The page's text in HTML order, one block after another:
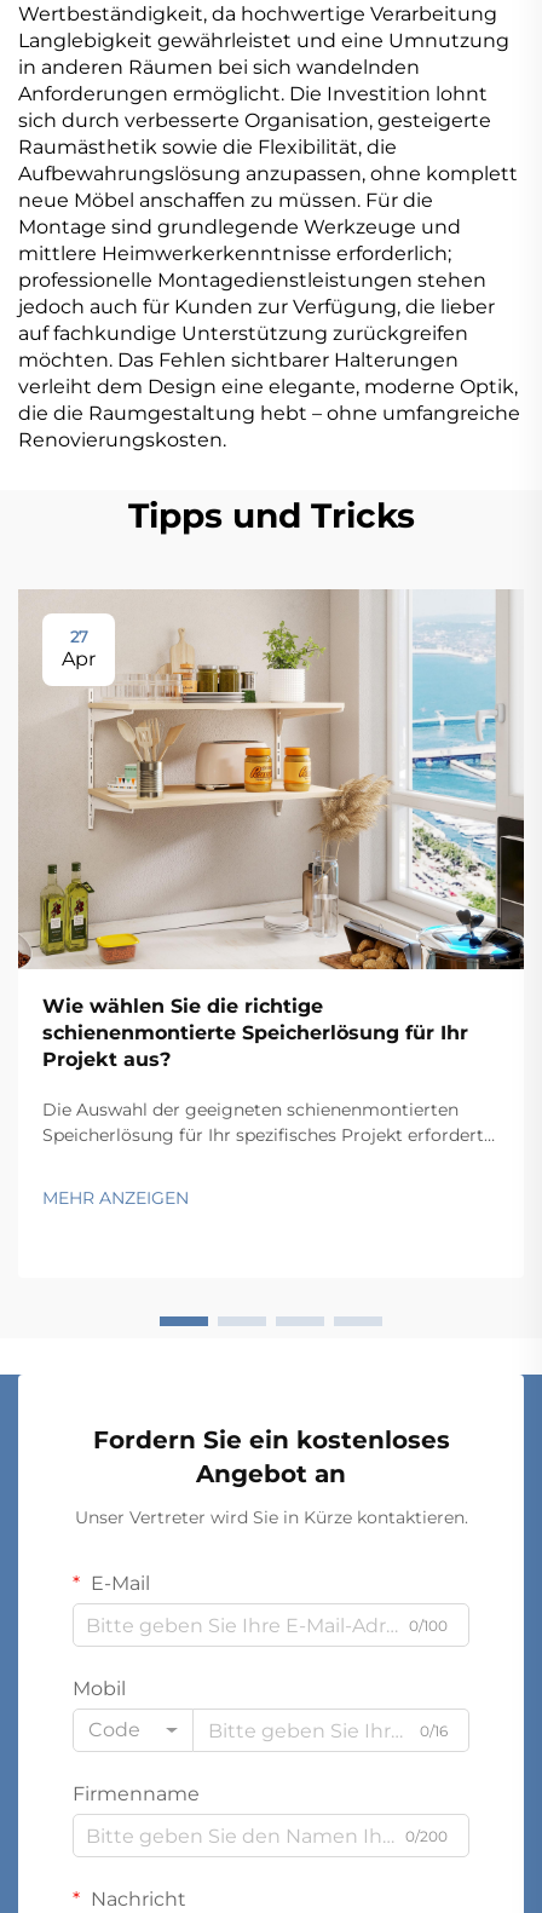
Wertbeständigkeit, da hochwertige Verarbeitung
Langlebigkeit gewährleistet und eine Umnutzung
in anderen Räumen bei sich wandelnden
Anforderungen ermöglicht. Die Investition lohnt
sich durch verbesserte Organisation, gesteigerte
Raumästhetik sowie die Flexibilität, die
Aufbewahrungslösung anzupassen, ohne komplett
neue Möbel anschaffen zu müssen. Für die
Montage sind grundlegende Werkzeuge und
mittlere Heimwerkerkenntnisse erforderlich;
professionelle Montagedienstleistungen stehen
jedoch auch für Kunden zur Verfügung, die lieber
auf fachkundige Unterstützung zurückgreifen
möchten. Das Fehlen sichtbarer Halterungen
verleiht dem Design eine elegante, moderne Optik,
die die Raumgestaltung hebt – ohne umfangreiche
Renovierungskosten.
Tipps und Tricks
27
Apr
Wie wählen Sie die richtige
schienenmontierte Speicherlösung für Ihr
Projekt aus?
Die Auswahl der geeigneten schienenmontierten
Speicherlösung für Ihr spezifisches Projekt erfordert
Funktionalität und Langzeitperformance auswirken.
MEHR ANZEIGEN
Fordern Sie ein kostenloses
Angebot an
Unser Vertreter wird Sie in Kürze kontaktieren.
E-Mail
0/100
Mobil
Code
0/16
Firmenname
0/200
Nachricht